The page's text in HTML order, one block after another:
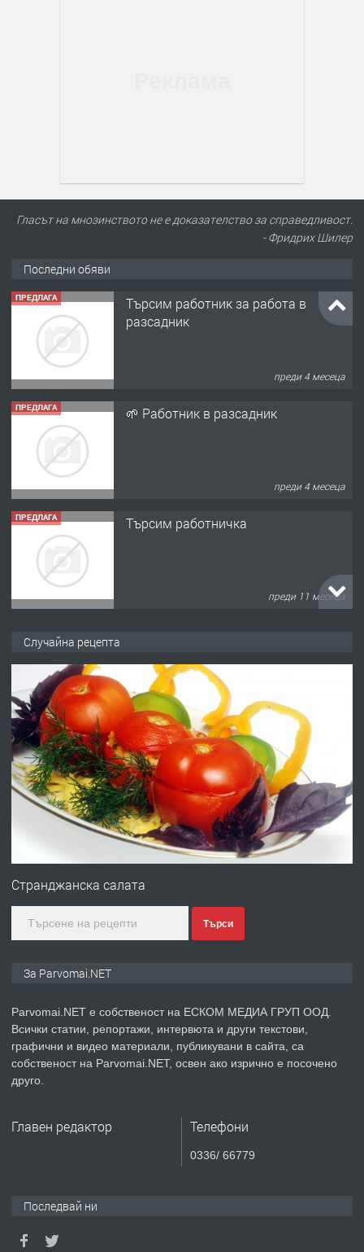
Гласът на мнозинството не е доказателство за справедливост.
- Фридрих Шилер
Последни обяви
ПРЕДЛАГА
Търсим работник за работа в
разсадник
преди 4 месеца
ПРЕДЛАГА 🌱 Работник в разсадник
преди 4 месеца
ПРЕДЛАГА Търсим работничка
преди 11 месеца
преди 1 година
ПРЕДЛАГА Работа за общи работници
преди 1 година
Първи поход "По стъпките на Ангел
преди 1 година
ПРЕДЛАГА Уроци по Математика
Случайна рецепта
Странджанска салата
Търси
За Parvomai.NET
Parvomai.NET е собственост на ЕСКОМ МЕДИА ГРУП ООД.
Всички статии, репортажи, интервюта и други текстови,
графични и видео материали, публикувани в сайта, са
собственост на Parvomai.NET, освен ако изрично е посочено
друго.
Главен редактор Телефони
0336/ 66779
Последвай ни